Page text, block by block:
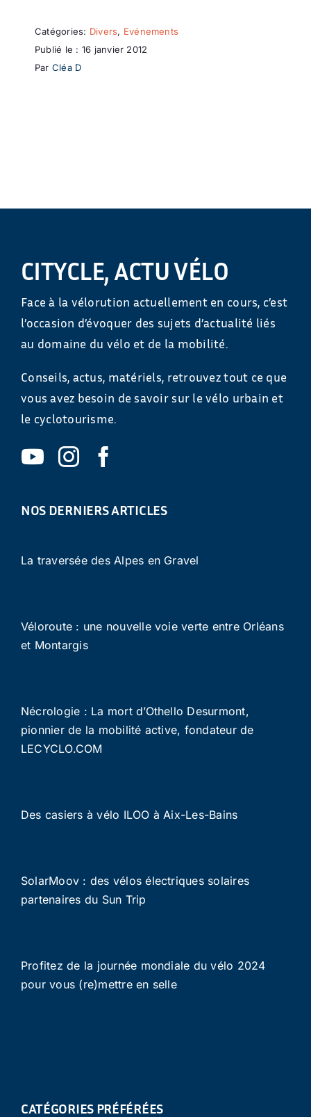
Catégories: Divers, Evénements
Publié le : 16 janvier 2012
Par Cléa D
CITYCLE, ACTU VÉLO
Face à la vélorution actuellement en cours, c’est
l’occasion d’évoquer des sujets d’actualité liés
au domaine du vélo et de la mobilité.
Conseils, actus, matériels, retrouvez tout ce que
vous avez besoin de savoir sur le vélo urbain et
le cyclotourisme.
NOS DERNIERS ARTICLES
La traversée des Alpes en Gravel
Véloroute : une nouvelle voie verte entre Orléans
et Montargis
Nécrologie : La mort d’Othello Desurmont,
pionnier de la mobilité active, fondateur de
LECYCLO.COM
Des casiers à vélo ILOO à Aix-Les-Bains
SolarMoov : des vélos électriques solaires
partenaires du Sun Trip
Profitez de la journée mondiale du vélo 2024
pour vous (re)mettre en selle
CATÉGORIES PRÉFÉRÉES